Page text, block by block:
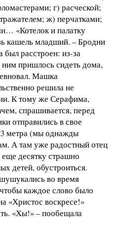
г) расческой;
ж) перчатками;
«Котелок и палатку
кашель младший. – Бродни
был расстроен: из-за
пришлось сидеть дома,
Машка
решила не
К тому же Серафима,
спрашивается, перед
отправились в свое
метра (мы однажды
А там уже радостный отец
десятку страшно
детей, обустроиться.
во время
каждое слово было
«Христос воскресе!»
«Хы!» – пообещала